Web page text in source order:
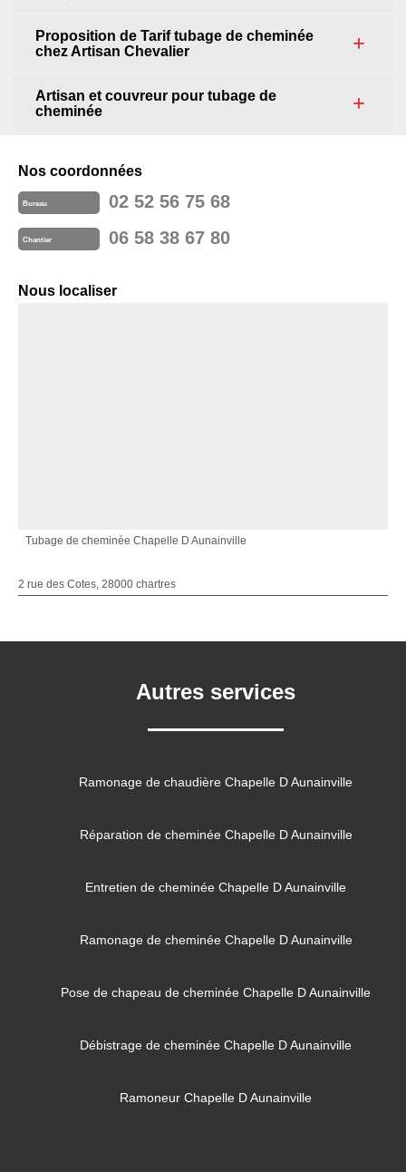
Proposition de Tarif tubage de cheminée
chez Artisan Chevalier
Artisan et couvreur pour tubage de
cheminée
Nos coordonnées
Bureau 02 52 56 75 68
Chantier 06 58 38 67 80
Nous localiser
Tubage de cheminée Chapelle D Aunainville
2 rue des Cotes, 28000 chartres
Autres services
Ramonage de chaudière Chapelle D Aunainville
Réparation de cheminée Chapelle D Aunainville
Entretien de cheminée Chapelle D Aunainville
Ramonage de cheminée Chapelle D Aunainville
Pose de chapeau de cheminée Chapelle D Aunainville
Débistrage de cheminée Chapelle D Aunainville
Ramoneur Chapelle D Aunainville